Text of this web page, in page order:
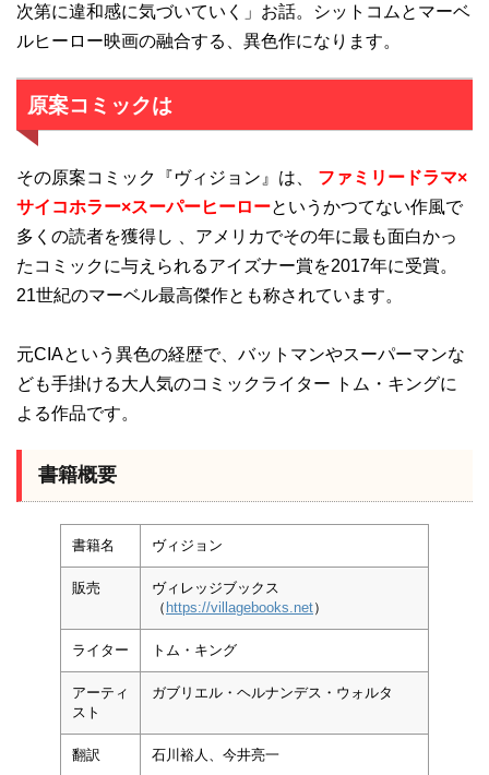
次第に違和感に気づいていく」お話。シットコムとマーベ
ルヒーロー映画の融合する、異色作になります。
原案コミックは
その原案コミック『ヴィジョン』は、 ファミリードラマ×
サイコホラー×スーパーヒーローというかつてない作風で
多くの読者を獲得し 、アメリカでその年に最も面白かっ
たコミックに与えられるアイズナー賞を2017年に受賞。
21世紀のマーベル最高傑作とも称されています。
元CIAという異色の経歴で、バットマンやスーパーマンな
ども手掛ける大人気のコミックライター トム・キングに
よる作品です。
書籍概要
書籍名 ヴィジョン
販売
ヴィレッジブックス
（ https://villagebooks.net）
ライター トム・キング
アーティ
スト
ガブリエル・ヘルナンデス・ウォルタ
翻訳 石川裕人、今井亮一